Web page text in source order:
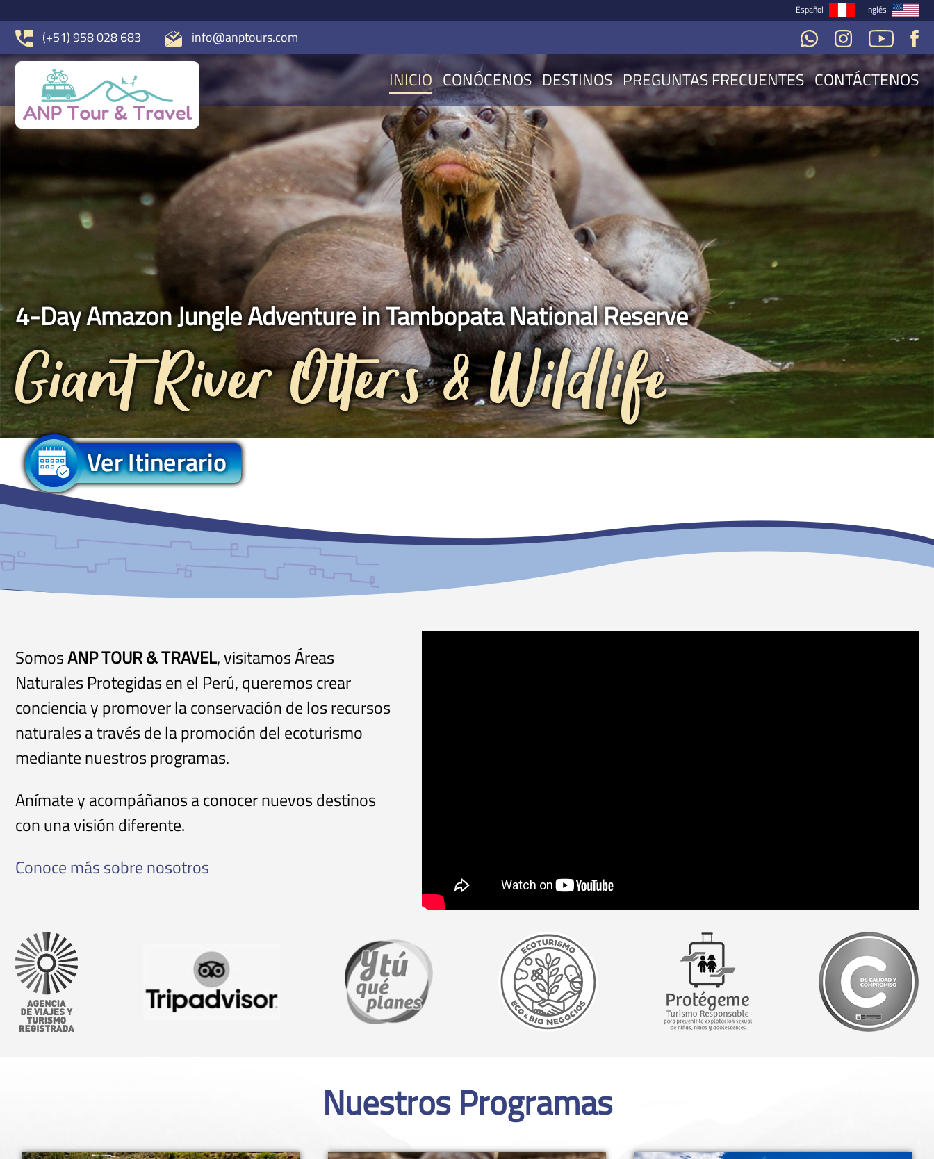
Español Inglés
(+51) 958 028 683 info@anptours.com
INICIO CONÓCENOS DESTINOS PREGUNTAS FRECUENTES CONTÁCTENOS
4-Day Amazon Jungle Adventure in Tambopata National Reserve
Giant River Otters & Wildlife
SomosANP TOUR & TRAVEL, visitamos Áreas
Naturales Protegidas en el Perú, queremos crear
conciencia y promover la conservación de los recursos
naturales a través de la promoción del ecoturismo
mediante nuestros programas.
Anímate y acompáñanos a conocer nuevos destinos
con una visión diferente.
Conoce más sobre nosotros
Nuestros Programas